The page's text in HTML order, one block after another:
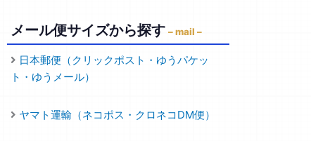
メール便サイズから探す – mail –
日本郵便（クリックポスト・ゆうパケッ
ト・ゆうメール）
ヤマト運輸（ネコポス・クロネコDM便）